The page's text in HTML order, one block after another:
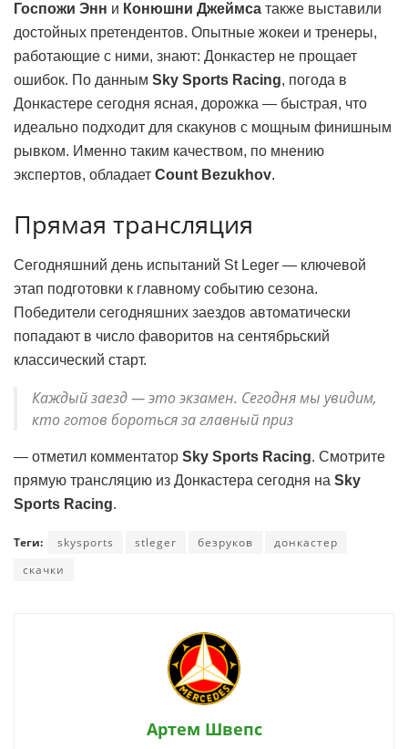
Госпожи Энн и Конюшни Джеймса также выставили
достойных претендентов. Опытные жокеи и тренеры,
работающие с ними, знают: Донкастер не прощает
ошибок. По данным Sky Sports Racing, погода в
Донкастере сегодня ясная, дорожка — быстрая, что
идеально подходит для скакунов с мощным финишным
рывком. Именно таким качеством, по мнению
экспертов, обладает Count Bezukhov.
Прямая трансляция
Сегодняшний день испытаний St Leger — ключевой
этап подготовки к главному событию сезона.
Победители сегодняшних заездов автоматически
попадают в число фаворитов на сентябрьский
классический старт.
Каждый заезд — это экзамен. Сегодня мы увидим,
кто готов бороться за главный приз
— отметил комментатор Sky Sports Racing. Смотрите
прямую трансляцию из Донкастера сегодня на Sky
Sports Racing.
Теги: skysports stleger безруков
донкастер
скачки
Артем Швепс